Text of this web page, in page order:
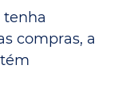
tenha
compras, a